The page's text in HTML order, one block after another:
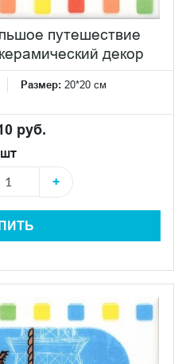
путешествие
декор
Размер: 20*20 см
руб.
шт
+